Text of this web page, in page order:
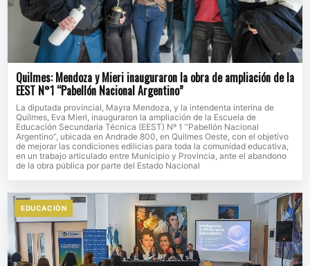
Quilmes: Mendoza y Mieri inauguraron la obra de ampliación de la
EEST N°1 “Pabellón Nacional Argentino”
La diputada provincial, Mayra Mendoza, y la intendenta interina de
Quilmes, Eva Mieri, inauguraron la ampliación de la Escuela de
Educación Secundaria Técnica (EEST) Nº 1 “Pabellón Nacional
Argentino”, ubicada en Andrade 800, en Quilmes Oeste, con el objetivo
de mejorar las condiciones edilicias para toda la comunidad educativa,
en un trabajo articulado entre Municipio y Provincia, ante el abandono
de la obra pública por parte del Estado Nacional
EDUCACIÒN